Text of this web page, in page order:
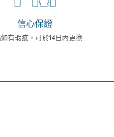
信心保證
有瑕疵，可於14日內更換